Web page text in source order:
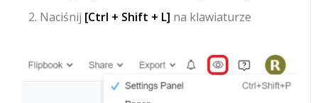
Naciśnij [Ctrl + Shift + L] na klawiaturze